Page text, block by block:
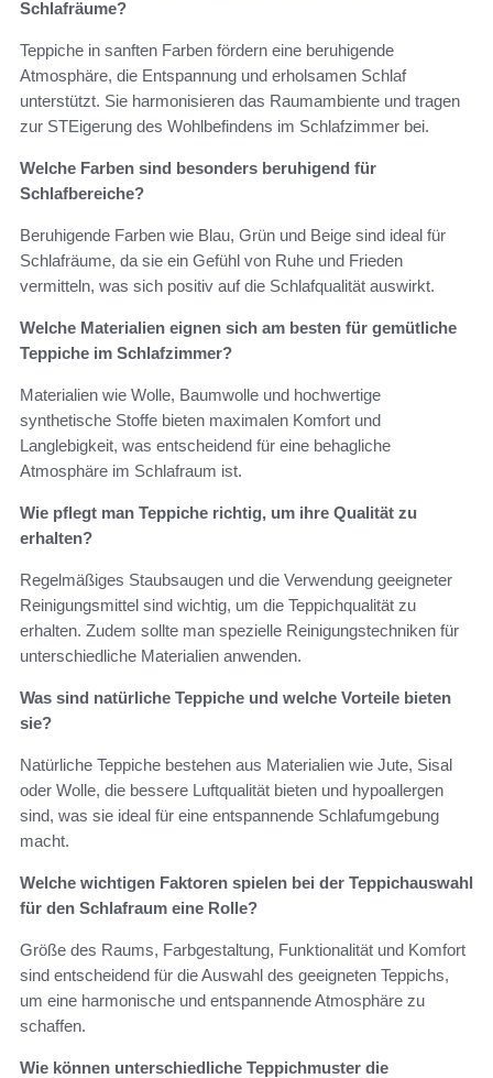
Schlafräume?
Teppiche in sanften Farben fördern eine beruhigende
Atmosphäre, die Entspannung und erholsamen Schlaf
unterstützt. Sie harmonisieren das Raumambiente und tragen
zur STEigerung des Wohlbefindens im Schlafzimmer bei.
Welche Farben sind besonders beruhigend für
Schlafbereiche?
Beruhigende Farben wie Blau, Grün und Beige sind ideal für
Schlafräume, da sie ein Gefühl von Ruhe und Frieden
vermitteln, was sich positiv auf die Schlafqualität auswirkt.
Welche Materialien eignen sich am besten für gemütliche
Teppiche im Schlafzimmer?
Materialien wie Wolle, Baumwolle und hochwertige
synthetische Stoffe bieten maximalen Komfort und
Langlebigkeit, was entscheidend für eine behagliche
Atmosphäre im Schlafraum ist.
Wie pflegt man Teppiche richtig, um ihre Qualität zu
erhalten?
Regelmäßiges Staubsaugen und die Verwendung geeigneter
Reinigungsmittel sind wichtig, um die Teppichqualität zu
erhalten. Zudem sollte man spezielle Reinigungstechniken für
unterschiedliche Materialien anwenden.
Was sind natürliche Teppiche und welche Vorteile bieten
sie?
Natürliche Teppiche bestehen aus Materialien wie Jute, Sisal
oder Wolle, die bessere Luftqualität bieten und hypoallergen
sind, was sie ideal für eine entspannende Schlafumgebung
macht.
Welche wichtigen Faktoren spielen bei der Teppichauswahl
für den Schlafraum eine Rolle?
Größe des Raums, Farbgestaltung, Funktionalität und Komfort
sind entscheidend für die Auswahl des geeigneten Teppichs,
um eine harmonische und entspannende Atmosphäre zu
schaffen.
Wie können unterschiedliche Teppichmuster die